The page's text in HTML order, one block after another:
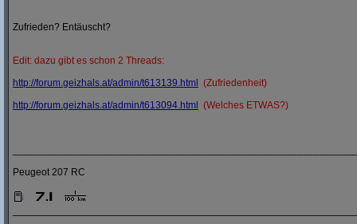
Zufrieden? Entäuscht?
Edit: dazu gibt es schon 2 Threads:
http://forum.geizhals.at/admin/t613139.html
(Zufriedenheit)
http://forum.geizhals.at/admin/t613094.html (Welches ETWAS?)
Peugeot 207 RC